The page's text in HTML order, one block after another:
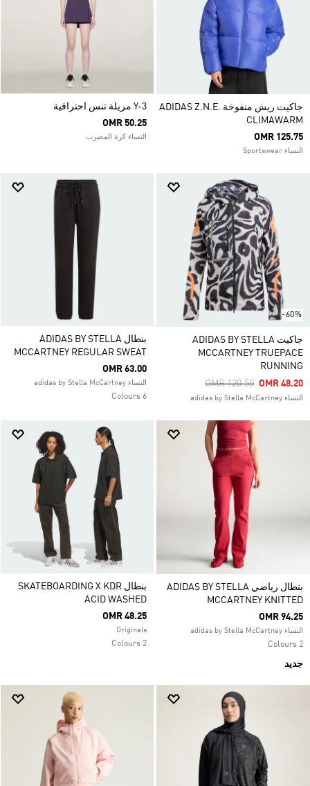
جاكيت ريش منفوخة ADIDAS Z.N.E.
CLIMAWARM
OMR 125.75
النساء Sportswear
Y-3 مريلة تنس احترافية
OMR 50.25
النساء كرة المضرب
-60%
جاكيت ADIDAS BY STELLA
MCCARTNEY TRUEPACE
RUNNING
Price Reduced From
OMR 120.50ToOMR 48.20
النساء adidas by Stella McCartney
بنطال ADIDAS BY STELLA
MCCARTNEY REGULAR SWEAT
OMR 63.00
النساء adidas by Stella McCartney
6 Colours
بنطال رياضي ADIDAS BY STELLA
MCCARTNEY KNITTED
OMR 94.25
النساء adidas by Stella McCartney
2 Colours
جديد
بنطال SKATEBOARDING X KDR
ACID WASHED
OMR 48.25
Originals
2 Colours